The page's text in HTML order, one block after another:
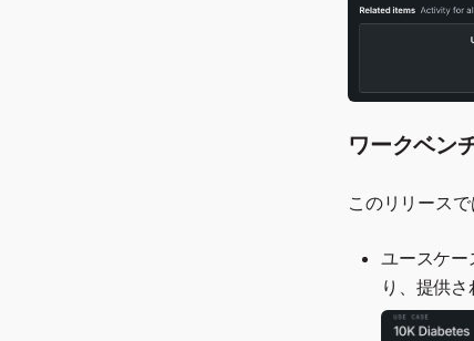
ワークベン
このリリース
ユースケー
り、提供